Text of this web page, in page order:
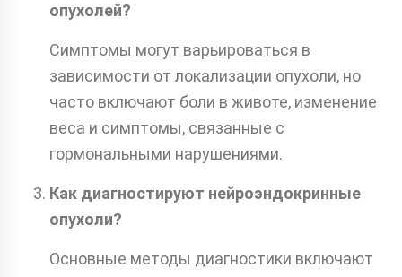
опухолей?
Симптомы могут варьироваться в
зависимости от локализации опухоли, но
часто включают боли в животе, изменение
веса и симптомы, связанные с
гормональными нарушениями.
Как диагностируют нейроэндокринные
опухоли?
Основные методы диагностики включают